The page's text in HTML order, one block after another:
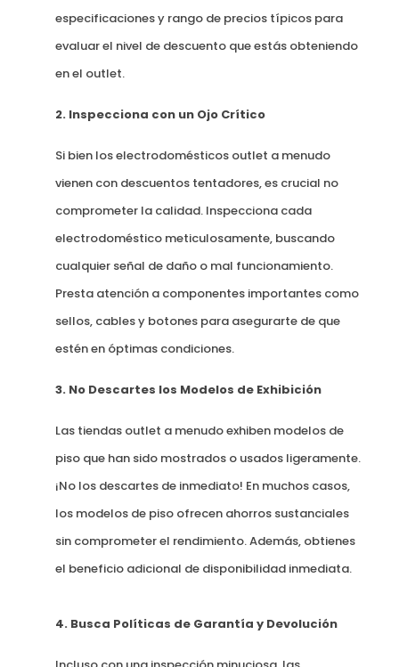
especificaciones y rango de precios típicos para
evaluar el nivel de descuento que estás obteniendo
en el outlet.
2. Inspecciona con un Ojo Crítico
Si bien los electrodomésticos outlet a menudo
vienen con descuentos tentadores, es crucial no
comprometer la calidad. Inspecciona cada
electrodoméstico meticulosamente, buscando
cualquier señal de daño o mal funcionamiento.
Presta atención a componentes importantes como
sellos, cables y botones para asegurarte de que
estén en óptimas condiciones.
3. No Descartes los Modelos de Exhibición
Las tiendas outlet a menudo exhiben modelos de
piso que han sido mostrados o usados ligeramente.
¡No los descartes de inmediato! En muchos casos,
los modelos de piso ofrecen ahorros sustanciales
sin comprometer el rendimiento. Además, obtienes
el beneficio adicional de disponibilidad inmediata.
4. Busca Políticas de Garantía y Devolución